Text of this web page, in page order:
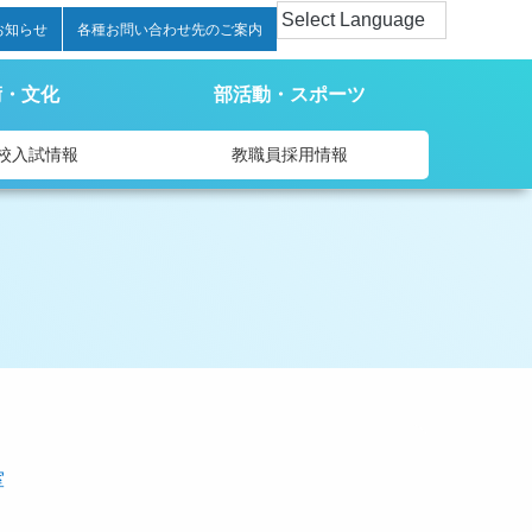
知らせ 各種お問い合わせ先のご案内
文化 部活動・スポーツ
入試情報 教職員採用情報